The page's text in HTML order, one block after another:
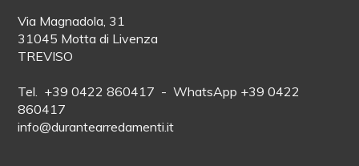
Via Magnadola, 31
31045 Motta di Livenza
TREVISO
Tel. +39 0422 860417 - WhatsApp +39 0422
860417
info@durantearredamenti.it